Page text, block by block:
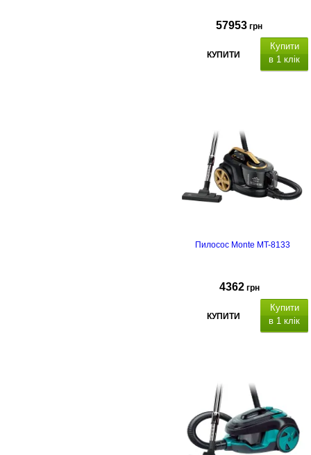
57953 грн
КУПИТИ
Купити
в 1 клік
Пилосос Monte MT-8133
4362 грн
КУПИТИ
Купити
в 1 клік